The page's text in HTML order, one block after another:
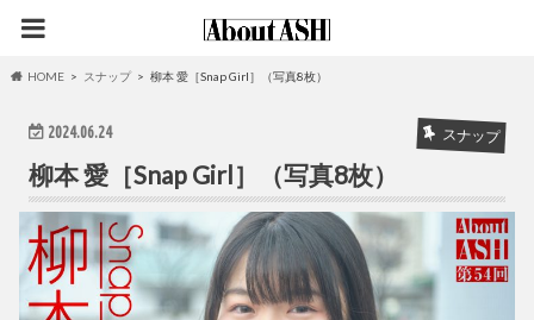
HOME スナップ 柳本 愛［Snap Girl］（写真8枚）
2024.06.24 スナップ
柳本 愛［Snap Girl］（写真8枚）